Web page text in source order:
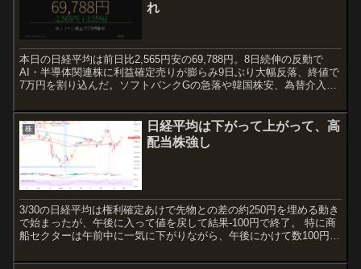
れ
本日の日経平均は前日比2,565円安の69,788円。8日続伸の反動で
AI・半導体関連株に利益確定売りが膨らみ9日ぶり大幅反落、終値で
7万円を割り込んだ。ソフトバンクGの急落や韓国株安、為替介入警
株
日経平均は下がって上がって、高
配当株強し
3/30の日経平均は権利確定あけで先物との差の約250円を埋める動き
で始まったが、午後に入って値を戻して結果-100円で終了。 特に商
船セクターは午前中に一気に下がりながら、午後にかけて数100円を